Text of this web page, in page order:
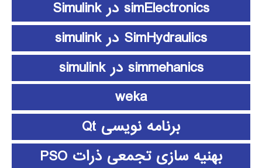
simElectronics در Simulink
SimHydraulics در simulink
simmehanics در simulink
weka
برنامه نویسی Qt
بهنیه سازی تجمعی ذرات PSO